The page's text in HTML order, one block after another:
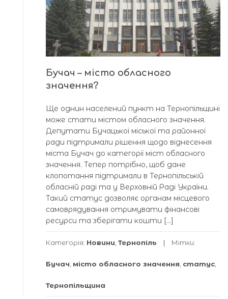
Бучач – місто обласного
значення?
Ще однин населений пункт на Тернопільщині
може стати містом обласного значення.
Депутати Бучацької міської та районної
ради підтримали рішення щодо віднесення
міста Бучач до категорії міст обласного
значення. Тепер потрібно, щоб дане
клопотання підтримали в Тернопільській
обласній раді та у Верховній Раді України.
Такий статус дозволяє органам місцевого
самоврядування отримувати фінансові
ресурси та зберігати кошти […]
Категорія: Новини, Тернопіль Мітки:
Бучач, місто обласного значення, статус,
Тернопільщина